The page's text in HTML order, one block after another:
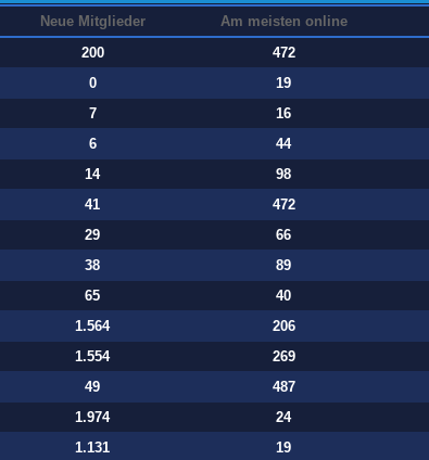
Neue Mitglieder Am meisten online
200 472
0 19
7 16
6 44
14 98
41 472
29 66
38 89
65 40
1.564 206
1.554 269
49 487
1.974 24
1.131 19